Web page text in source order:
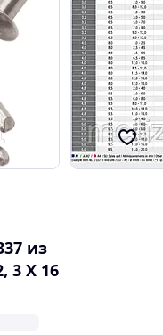
из
3 X 16